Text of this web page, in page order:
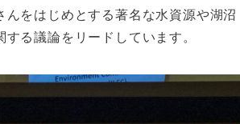
をはじめとする著名な水資源や湖沼
る議論をリードしています。